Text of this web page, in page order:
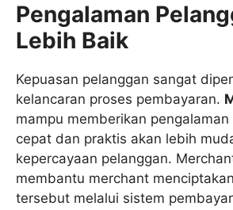
Pengalaman
Lebih Baik
Kepuasan pelanggan sangat
kelancaran proses pembayaran.
mampu memberikan
cepat dan praktis akan lebih
kepercayaan pelanggan.
membantu merchant
tersebut melalui sistem